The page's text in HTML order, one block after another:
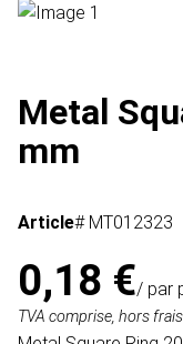
Metal
mm
Article# MT012323
0,18 €/ par
TVA comprise, hors